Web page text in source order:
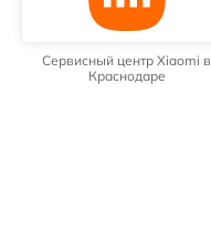
Сервисный центр Xiaomi в
Краснодаре